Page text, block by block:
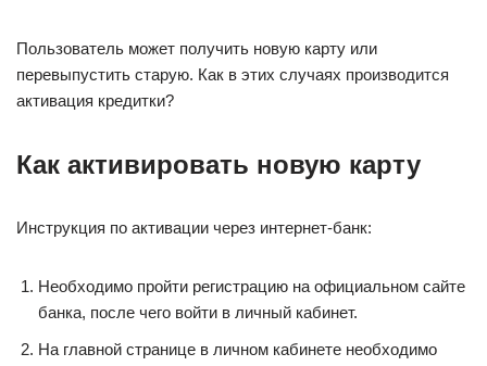
Пользователь может получить новую карту или
перевыпустить старую. Как в этих случаях производится
активация кредитки?
Как активировать новую карту
Инструкция по активации через интернет-банк:
Необходимо пройти регистрацию на официальном сайте
банка, после чего войти в личный кабинет.
На главной странице в личном кабинете необходимо